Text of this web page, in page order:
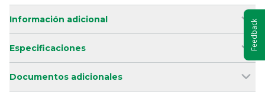
Información adicional
Especificaciones
Documentos adicionales
Feedback